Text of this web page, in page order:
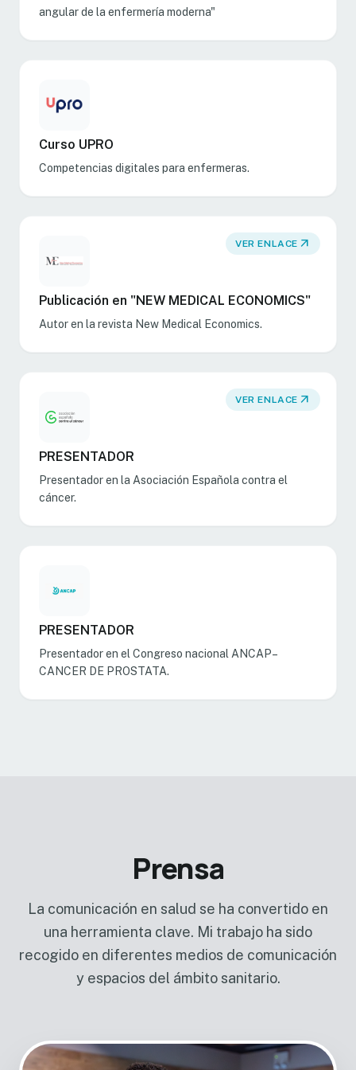
angular de la enfermería moderna"
Curso UPRO
Competencias digitales para enfermeras.
VER ENLACE arrow_outward
Publicación en "NEW MEDICAL ECONOMICS"
Autor en la revista New Medical Economics.
VER ENLACE arrow_outward
PRESENTADOR
Presentador en la Asociación Española contra el
cáncer.
PRESENTADOR
Presentador en el Congreso nacional ANCAP–
CANCER DE PROSTATA.
Prensa
La comunicación en salud se ha convertido en
una herramienta clave. Mi trabajo ha sido
recogido en diferentes medios de comunicación
y espacios del ámbito sanitario.